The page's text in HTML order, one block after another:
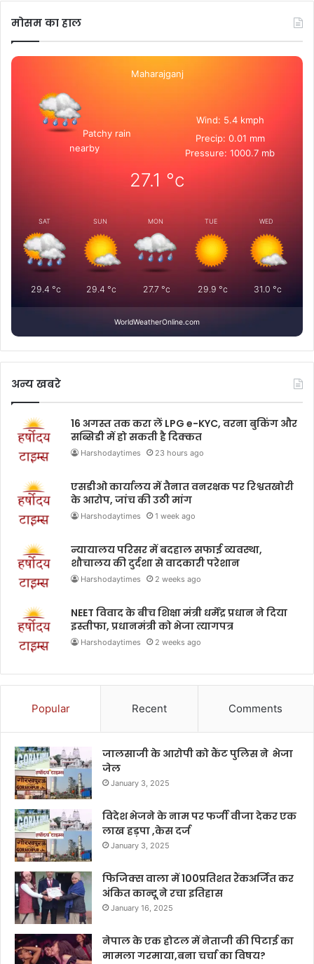
मोसम का हाल
Maharajganj
Patchy rain
nearby
Wind: 5.4 kmph
Precip: 0.01 mm
Pressure: 1000.7 mb
27.1 °c
SAT
29.4 °c
SUN
29.4 °c
MON
27.7 °c
TUE
29.9 °c
WED
31.0 °c
WorldWeatherOnline.com
अन्य खबरे
16 अगस्त तक करा लें LPG e-KYC, वरना बुकिंग और
सब्सिडी में हो सकती है दिक्कत
Harshodaytimes 23 hours ago
एसडीओ कार्यालय में तैनात वनरक्षक पर रिश्वतखोरी
के आरोप, जांच की उठी मांग
Harshodaytimes 1 week ago
न्यायालय परिसर में बदहाल सफाई व्यवस्था,
शौचालय की दुर्दशा से वादकारी परेशान
Harshodaytimes 2 weeks ago
NEET विवाद के बीच शिक्षा मंत्री धर्मेंद्र प्रधान ने दिया
इस्तीफा, प्रधानमंत्री को भेजा त्यागपत्र
Harshodaytimes 2 weeks ago
Popular Recent Comments
जालसाजी के आरोपी को कैंट पुलिस ने भेजा
जेल
January 3, 2025
विदेश भेजने के नाम पर फर्जी वीजा देकर एक
लाख हड़पा ,केस दर्ज
January 3, 2025
फिजिक्स वाला में 100प्रतिशत रैंकअर्जित कर
अंकित कान्दू ने रचा इतिहास
January 16, 2025
नेपाल के एक होटल में नेताजी की पिटाई का
मामला गरमाया,बना चर्चा का विषय?